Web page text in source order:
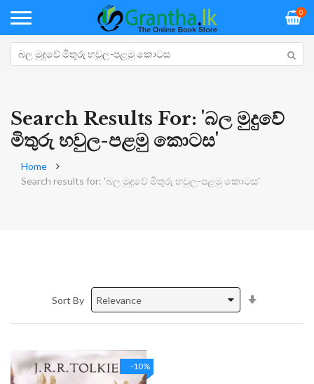
0
Search Results For: 'බල මුදුවේ
මිතුරු හවුල-පළමු කොටස'
Home
Search results for: 'බල මුදුවේ මිතුරු හවුල-පළමු කොටස'
Sort By
Direction
-10%